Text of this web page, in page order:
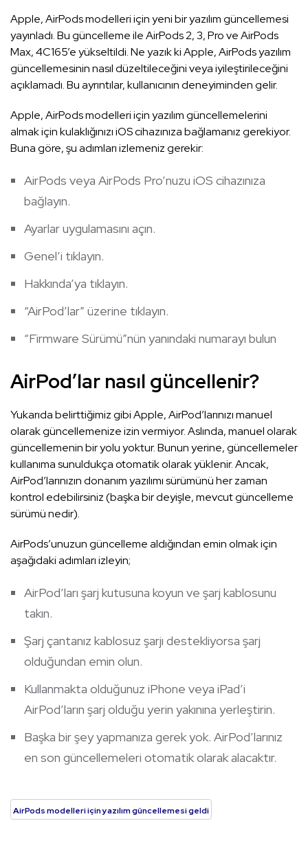
Apple, AirPods modelleri için yeni bir yazılım güncellemesi
yayınladı. Bu güncelleme ile AirPods 2, 3, Pro ve AirPods
Max, 4C165’e yükseltildi. Ne yazık ki Apple, AirPods yazılım
güncellemesinin nasıl düzeltileceğini veya iyileştirileceğini
açıklamadı. Bu ayrıntılar, kullanıcının deneyiminden gelir.
Apple, AirPods modelleri için yazılım güncellemelerini
almak için kulaklığınızı iOS cihazınıza bağlamanız gerekiyor.
Buna göre, şu adımları izlemeniz gerekir:
AirPods veya AirPods Pro’nuzu iOS cihazınıza
bağlayın.
Ayarlar uygulamasını açın.
Genel’i tıklayın.
Hakkında’ya tıklayın.
“AirPod’lar” üzerine tıklayın.
“Firmware Sürümü”nün yanındaki numarayı bulun
AirPod’lar nasıl güncellenir?
Yukarıda belirttiğimiz gibi Apple, AirPod’larınızı manuel
olarak güncellemenize izin vermiyor. Aslında, manuel olarak
güncellemenin bir yolu yoktur. Bunun yerine, güncellemeler
kullanıma sunuldukça otomatik olarak yüklenir. Ancak,
AirPod’larınızın donanım yazılımı sürümünü her zaman
kontrol edebilirsiniz (başka bir deyişle, mevcut güncelleme
sürümü nedir).
AirPods’unuzun güncelleme aldığından emin olmak için
aşağıdaki adımları izleyin;
AirPod’ları şarj kutusuna koyun ve şarj kablosunu
takın.
Şarj çantanız kablosuz şarjı destekliyorsa şarj
olduğundan emin olun.
Kullanmakta olduğunuz iPhone veya iPad’i
AirPod’ların şarj olduğu yerin yakınına yerleştirin.
Başka bir şey yapmanıza gerek yok. AirPod’larınız
en son güncellemeleri otomatik olarak alacaktır.
AirPods modelleri için yazılım güncellemesi geldi